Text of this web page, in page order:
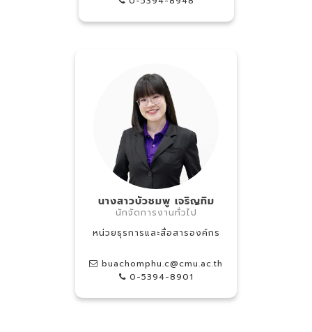
นางสาวบัวชมพู เจริญทิม
นักจัดการงานทั่วไป
หน่วยธุรการและสื่อสารองค์กร
buachomphu.c@cmu.ac.th
0-5394-8901